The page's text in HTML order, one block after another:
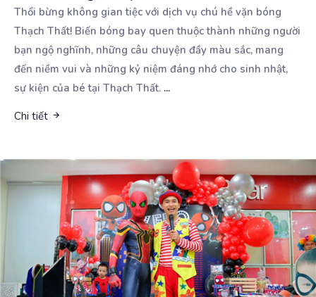
Thổi bừng không gian tiệc với dịch vụ chú hề vặn bóng
Thạch Thất! Biến bóng bay quen thuộc thành những người
bạn ngộ nghĩnh, những câu chuyện đầy màu sắc, mang
đến niềm vui và những kỷ niệm đáng nhớ cho sinh nhật,
sự kiện của bé tại Thạch Thất. ...
Chi tiết